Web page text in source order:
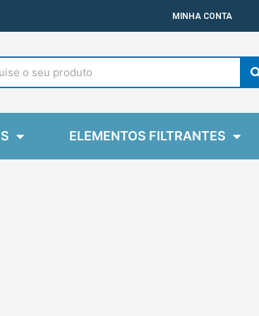
MINHA CONTA
ELEMENTOS FILTRANTES